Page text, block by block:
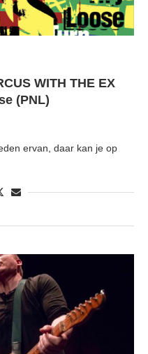
WITH THE EX
(PNL)
ervan, daar kan je op